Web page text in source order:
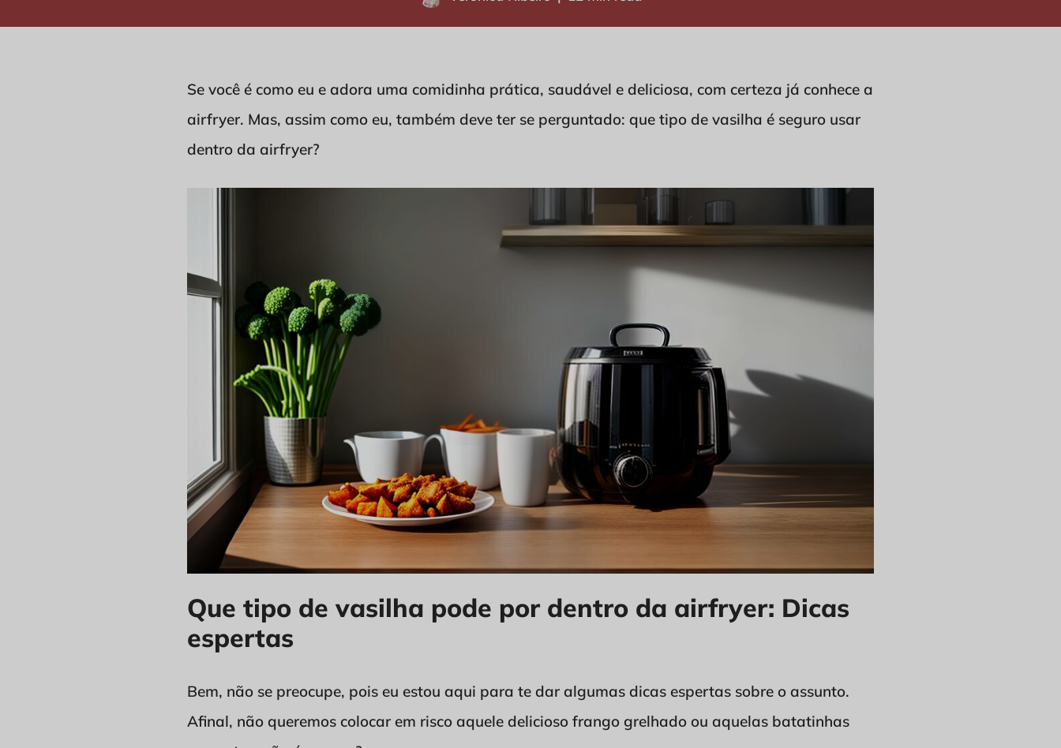
Se você é como eu e adora uma comidinha prática, saudável e deliciosa, com certeza já conhece a
airfryer. Mas, assim como eu, também deve ter se perguntado: que tipo de vasilha é seguro usar
dentro da airfryer?
Que tipo de vasilha pode por dentro da airfryer: Dicas
espertas
Bem, não se preocupe, pois eu estou aqui para te dar algumas dicas espertas sobre o assunto.
Afinal, não queremos colocar em risco aquele delicioso frango grelhado ou aquelas batatinhas